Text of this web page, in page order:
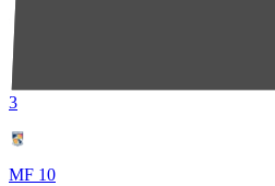
荒木 翔
39
3
MF 10